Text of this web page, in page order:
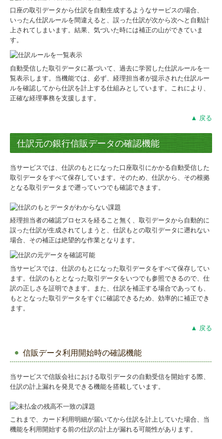
口座の取引データから仕訳を自動生成するようなサービスの場合、
いったん仕訳ルールを間違えると、誤った仕訳が次から次へと自動計
上されてしまいます。結果、気づいた時には補正の山ができていま
す。
自動受信した取引データに基づいて、過去に学習した仕訳ルールを一
覧表示します。当機能では、必ず、経理担当者が提示された仕訳ルー
ルを確認してから仕訳を計上する仕組みとしています。これにより、
正確な経理事務を支援します。
▲ 戻る
仕訳元の銀行信販データの確認機能
当サービスでは、仕訳のもとになった口座取引にかかる自動受信した
取引データをすべて保存しています。そのため、仕訳から、その根拠
となる取引データまで遡っていつでも確認できます。
経理担当者の確認プロセスを経ること無く、取引データから自動的に
誤った仕訳が生成されてしまうと、仕訳もとの取引データに遡れない
場合、その補正は絶望的な作業となります。
当サービスでは、仕訳のもとになった取引データをすべて保存してい
ます。仕訳のもととなった取引データをいつでも参照できるので、仕
訳の正しさを証明できます。また、仕訳を補正する場合であっても、
もととなった取引データをすぐに確認できるため、効率的に補正でき
ます。
▲ 戻る
信販データ利用開始時の確認機能
当サービスで信販会社における取引データの自動受信を開始する際、
仕訳の計上漏れを発見できる機能を搭載しています。
これまで、カード利用明細が届いてから仕訳を計上していた場合、当
機能を利用開始する前の仕訳の計上が漏れる可能性があります。